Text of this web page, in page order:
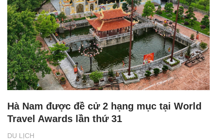
DU LỊCH
Hà Nam được đề cử 2 hạng mục tại World
Travel Awards lần thứ 31